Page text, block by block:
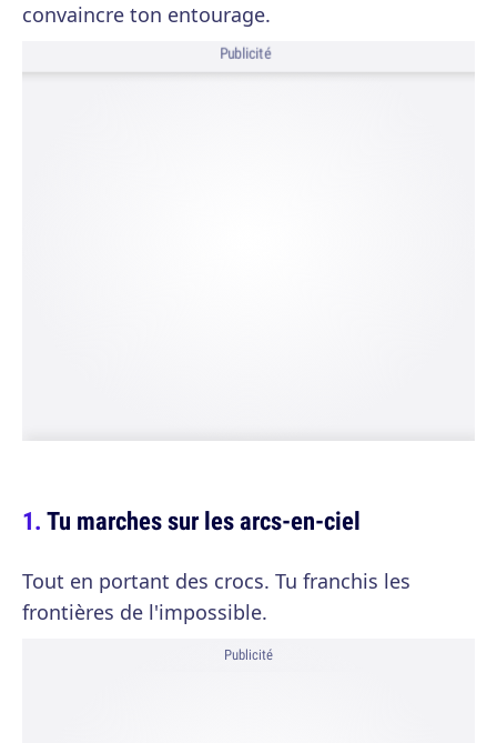
convaincre ton entourage.
Publicité
Tu marches sur les arcs-en-ciel
Tout en portant des crocs. Tu franchis les
frontières de l'impossible.
Publicité